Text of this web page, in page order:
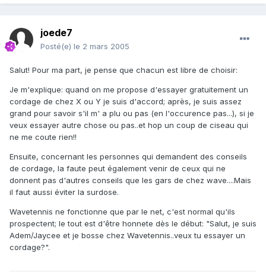
joede7
Posté(e) le 2 mars 2005
Salut! Pour ma part, je pense que chacun est libre de choisir:
Je m'explique: quand on me propose d'essayer gratuitement un
cordage de chez X ou Y je suis d'accord; après, je suis assez
grand pour savoir s'il m' a plu ou pas (en l'occurence pas...), si je
veux essayer autre chose ou pas..et hop un coup de ciseau qui
ne me coute rien!!
Ensuite, concernant les personnes qui demandent des conseils
de cordage, la faute peut également venir de ceux qui ne
donnent pas d'autres conseils que les gars de chez wave....Mais
il faut aussi éviter la surdose.
Wavetennis ne fonctionne que par le net, c'est normal qu'ils
prospectent; le tout est d'être honnete dès le début: "Salut, je suis
Adem/Jaycee et je bosse chez Wavetennis..veux tu essayer un
cordage?".